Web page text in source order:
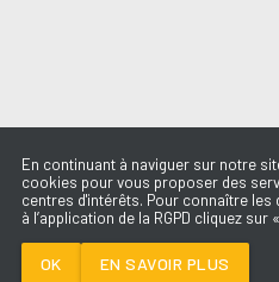
En continuant à naviguer sur notre
cookies pour vous proposer des
centres d'intérêts. Pour connaître
à l’application de la RGPD cliquez sur
OK EN SAVOIR PLUS